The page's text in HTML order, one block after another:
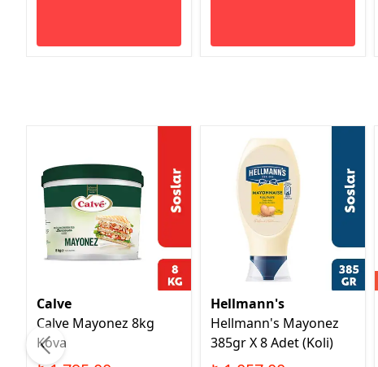
Calve
Calve Mayonez 8kg
Kova
Hellmann's
Hellmann's Mayonez
385gr X 8 Adet (Koli)